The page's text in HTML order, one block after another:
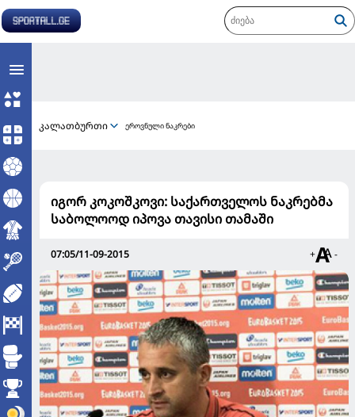
კალათბურთი ეროვნული ნაკრები
იგორ კოკოშკოვი: საქართველოს ნაკრებმა
საბოლოოდ იპოვა თავისი თამაში
07:05/11-09-2015 + -